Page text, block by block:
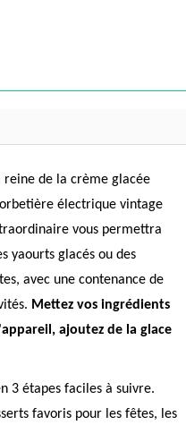
reine de la crème glacée
électrique vintage
vous permettra
yaourts glacés ou des
avec une contenance de
Mettez vos ingrédients
ajoutez de la glace
3 étapes faciles à suivre.
favoris pour les fêtes, les